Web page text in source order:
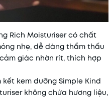
Rich Moisturiser có chất
nhẹ, dễ dàng thẩm thấu
giác nhờn rít, thích hợp
kem dưỡng Simple Kind
không chứa hương liệu,